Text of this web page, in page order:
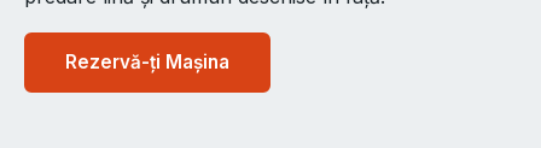
Rezervă-ți Mașina